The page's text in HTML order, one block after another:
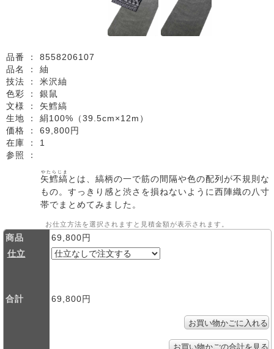
品番 ： 8558206107
品名 ： 紬
技法 ： 米沢紬
色彩 ： 銀鼠
文様 ： 矢鱈縞
生地 ： 絹100%（39.5cm×12m）
価格 ： 69,800円
在庫 ： 1
参照 ：
矢鱈縞
やたらじま
とは、縞柄の一で筋の間隔や色の配列が不規則な
もの。すっきり感と渋さを損ねないように西陣織の八寸
帯でまとめてみました。
お仕立方法を選択されますと見積金額が表示されます。
商品
69,800円
仕立
合計 69,800円